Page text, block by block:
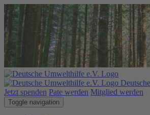
Jetzt spenden Pate werden Mitglied werden
Toggle navigation